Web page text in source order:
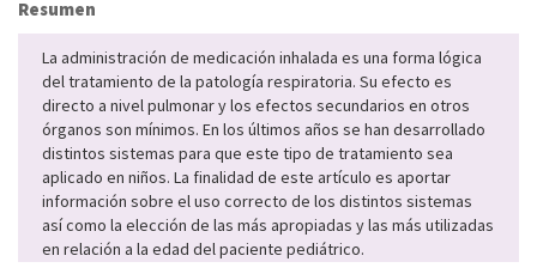
Resumen
La administración de medicación inhalada es una forma lógica
del tratamiento de la patología respiratoria. Su efecto es
directo a nivel pulmonar y los efectos secundarios en otros
órganos son mínimos. En los últimos años se han desarrollado
distintos sistemas para que este tipo de tratamiento sea
aplicado en niños. La finalidad de este artículo es aportar
información sobre el uso correcto de los distintos sistemas
así como la elección de las más apropiadas y las más utilizadas
en relación a la edad del paciente pediátrico.